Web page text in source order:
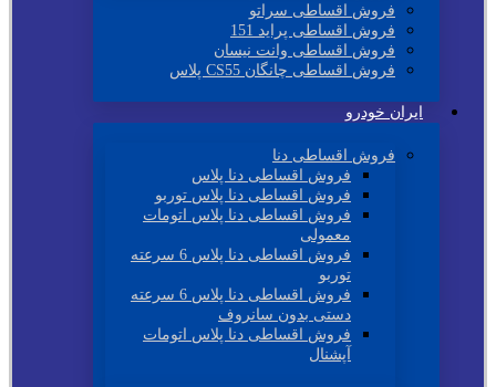
فروش اقساطی سراتو
فروش اقساطی پراید 151
فروش اقساطی وانت نیسان
فروش اقساطی چانگان CS55 پلاس
ایران خودرو
فروش اقساطی دنا
فروش اقساطی دنا پلاس
فروش اقساطی دنا پلاس توربو
فروش اقساطی دنا پلاس اتومات
معمولی
فروش اقساطی دنا پلاس 6 سرعته
توربو
فروش اقساطی دنا پلاس 6 سرعته
دستی بدون سانروف
فروش اقساطی دنا پلاس اتومات
آپشنال